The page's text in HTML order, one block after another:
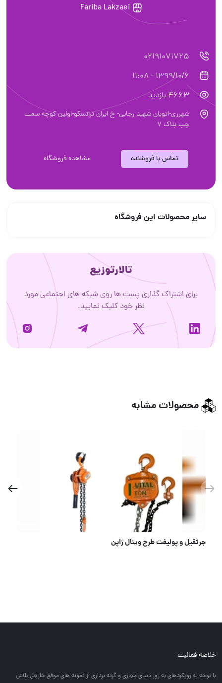
Fariba Lakzaei
02191071725
1399/10/6 - 11:08
4663 بازدید
شهرری-اتوبان شهید رجایی- خ ایران ترانسکو-اولین کوچه سمت
چپ پلاک 7
تماس با فروشنده مشاهده فروشگاه
سایر محصولات این فروشگاه
تالارتوزیع
برای اشتراک گذاری پست ها روی شبکه های اجتماعی مورد
نظر خود کلیک نمایید.
محصولات مشابه
جرثقيل و پوليفت طرح ويتال ژاپن
خلاصه فعالیت
با توجه به رويكردهاي به روز دنياي مجازي و گرته برداري از نمونه هاي موفق خارجي تلاش